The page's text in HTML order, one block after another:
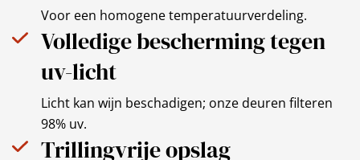
Voor een homogene temperatuurverdeling.
Volledige bescherming tegen
uv-licht
Licht kan wijn beschadigen; onze deuren filteren
98% uv.
Trillingvrije opslag